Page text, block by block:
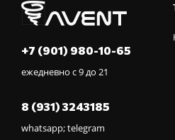
+7 (901) 980-10-65
ежедневно с 9 до 21
8 (931) 3243185
whatsapp; telegram